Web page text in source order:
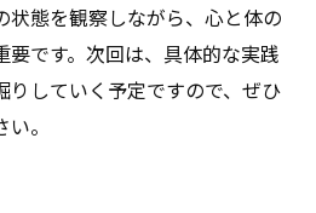
状態を観察しながら、心と体の
要です。次回は、具体的な実践
りしていく予定ですので、ぜひ
。